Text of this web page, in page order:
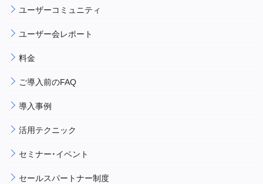
ユーザーコミュニティ
ユーザー会レポート
料金
ご導入前のFAQ
導入事例
活用テクニック
セミナー・イベント
セールスパートナー制度